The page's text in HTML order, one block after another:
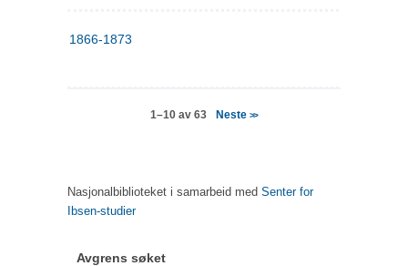
1866-1873
1–10 av 63 Neste>>
Nasjonalbiblioteket i samarbeid med Senter for
Ibsen-studier
Avgrens søket